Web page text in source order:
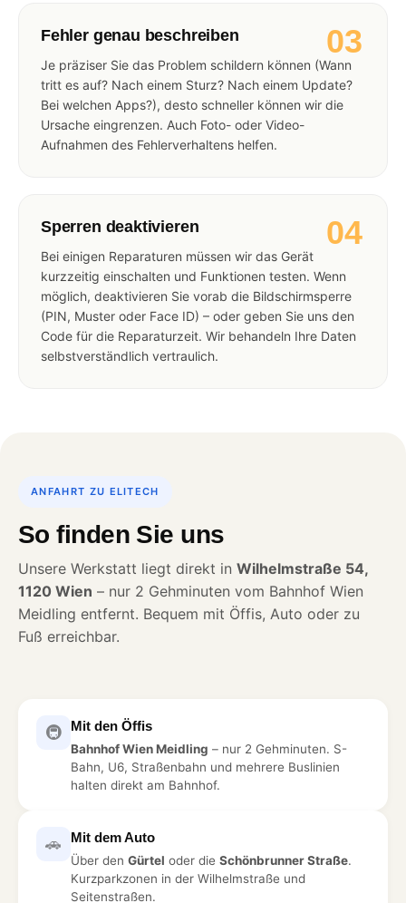
03
Fehler genau beschreiben
Je präziser Sie das Problem schildern können (Wann
tritt es auf? Nach einem Sturz? Nach einem Update?
Bei welchen Apps?), desto schneller können wir die
Ursache eingrenzen. Auch Foto- oder Video-
Aufnahmen des Fehlerverhaltens helfen.
04
Sperren deaktivieren
Bei einigen Reparaturen müssen wir das Gerät
kurzzeitig einschalten und Funktionen testen. Wenn
möglich, deaktivieren Sie vorab die Bildschirmsperre
(PIN, Muster oder Face ID) – oder geben Sie uns den
Code für die Reparaturzeit. Wir behandeln Ihre Daten
selbstverständlich vertraulich.
ANFAHRT ZU ELITECH
So finden Sie uns
Unsere Werkstatt liegt direkt in Wilhelmstraße 54,
1120 Wien – nur 2 Gehminuten vom Bahnhof Wien
Meidling entfernt. Bequem mit Öffis, Auto oder zu
Fuß erreichbar.
🚇 Mit den Öffis
Bahnhof Wien Meidling – nur 2 Gehminuten. S-
Bahn, U6, Straßenbahn und mehrere Buslinien
halten direkt am Bahnhof.
🚗 Mit dem Auto
Über den Gürtel oder die Schönbrunner Straße.
Kurzparkzonen in der Wilhelmstraße und
Seitenstraßen.